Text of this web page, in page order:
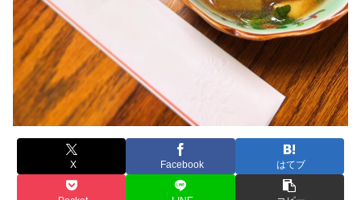
X Facebook はてブ